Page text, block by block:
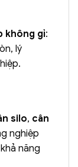
không gỉ:
lý
silo, cân
nghiệp
năng